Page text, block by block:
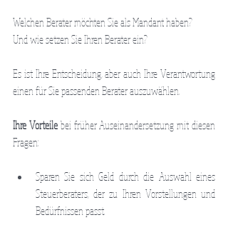
Welchen Berater möchten Sie als Mandant haben?
Und wie setzen Sie Ihren Berater ein?
Es ist Ihre Entscheidung, aber auch Ihre Verantwortung
einen für Sie passenden Berater auszuwählen.
Ihre Vorteile bei früher Auseinandersetzung mit diesen
Fragen:
Sparen Sie sich Geld durch die Auswahl eines
Steuerberaters, der zu Ihren Vorstellungen und
Bedürfnissen passt.